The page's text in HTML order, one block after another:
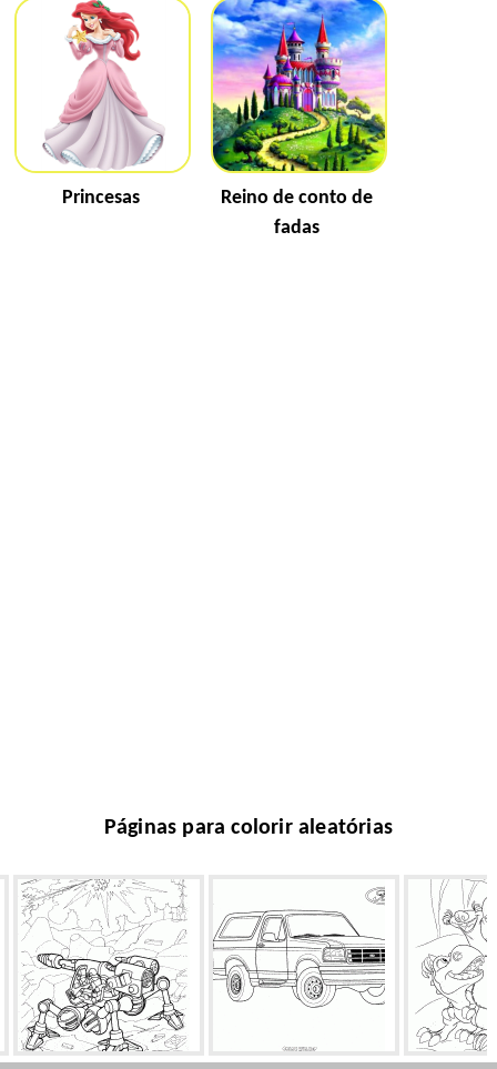
Princesas
Reino de conto de
fadas
Páginas para colorir aleatórias
Walking Robot Big Ford Sid como